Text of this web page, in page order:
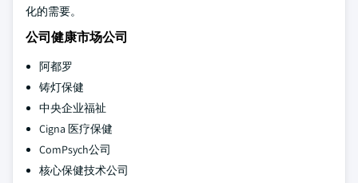
化的需要。
公司健康市场公司
阿都罗
铸灯保健
中央企业福祉
Cigna 医疗保健
ComPsych公司
核心保健技术公司